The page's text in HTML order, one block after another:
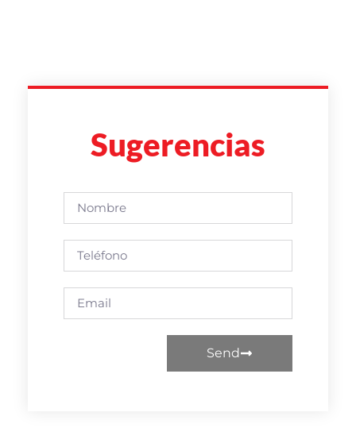
Sugerencias
Send